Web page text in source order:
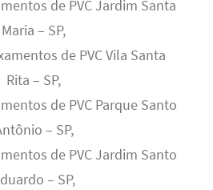
de PVC Jardim Santa
Maria – SP,
de PVC Vila Santa
Rita – SP,
de PVC Parque Santo
– SP,
de PVC Jardim Santo
– SP,